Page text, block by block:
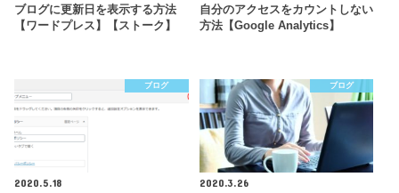
ブログに更新日を表示する方法
【ワードプレス】【ストーク】
自分のアクセスをカウントしない
方法【Google Analytics】
ブログ
2020.5.18
ブログ
2020.3.26